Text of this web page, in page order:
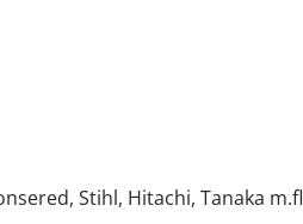
Stihl, Hitachi, Tanaka m.fl